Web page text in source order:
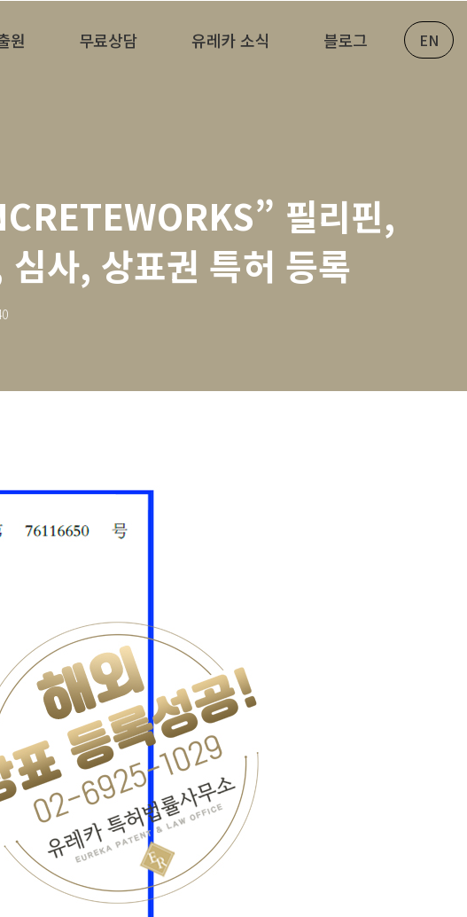
원 무료상담 유레카 소식 블로그 EN
필리핀,
사, 상표권 특허 등록